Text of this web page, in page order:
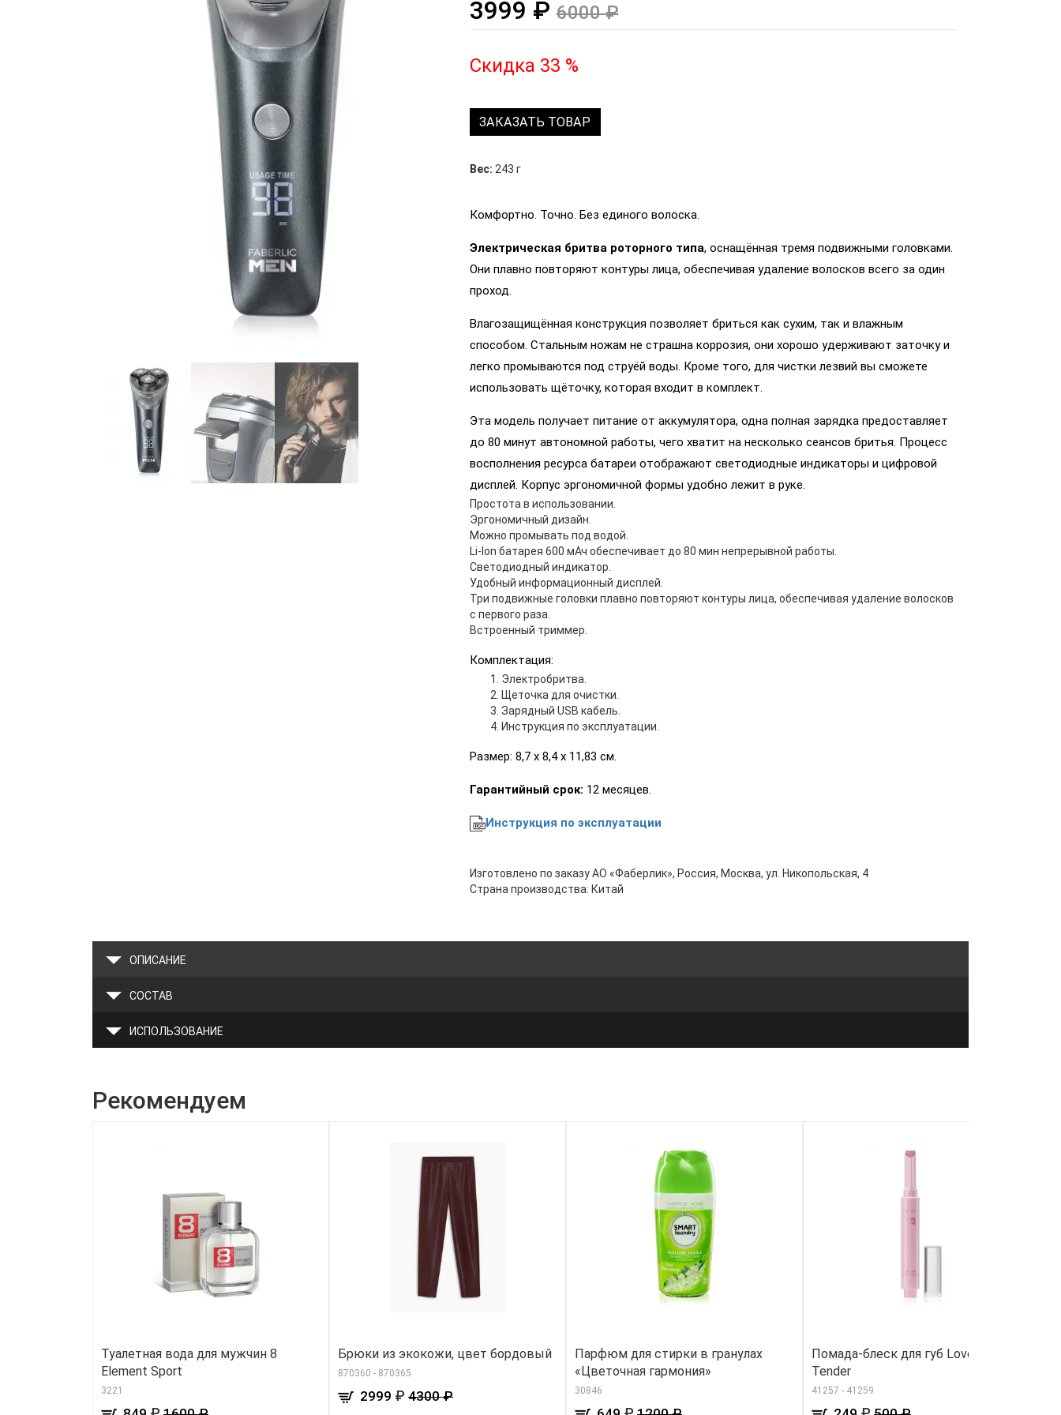
3999 ₽6000 ₽
Скидка 33 %
ЗАКАЗАТЬ ТОВАР
Вес: 243 г
Комфортно. Точно. Без единого волоска.
Электрическая бритва роторного типа, оснащённая тремя подвижными головками.
Они плавно повторяют контуры лица, обеспечивая удаление волосков всего за один
проход.
Влагозащищённая конструкция позволяет бриться как сухим, так и влажным
способом. Стальным ножам не страшна коррозия, они хорошо удерживают заточку и
легко промываются под струёй воды. Кроме того, для чистки лезвий вы сможете
использовать щёточку, которая входит в комплект.
Эта модель получает питание от аккумулятора, одна полная зарядка предоставляет
до 80 минут автономной работы, чего хватит на несколько сеансов бритья. Процесс
восполнения ресурса батареи отображают светодиодные индикаторы и цифровой
дисплей. Корпус эргономичной формы удобно лежит в руке.
Простота в использовании.
Эргономичный дизайн.
Можно промывать под водой.
Li-Ion батарея 600 мАч обеспечивает до 80 мин непрерывной работы.
Светодиодный индикатор.
Удобный информационный дисплей.
Три подвижные головки плавно повторяют контуры лица, обеспечивая удаление волосков
с первого раза.
Встроенный триммер.
Комплектация:
Электробритва.
Щеточка для очистки.
Зарядный USB кабель.
Инструкция по эксплуатации.
Размер: 8,7 x 8,4 x 11,83 см.
Гарантийный срок: 12 месяцев.
Инструкция по эксплуатации
Изготовлено по заказу АО «Фаберлик», Россия, Москва, ул. Никопольская, 4
Страна производства: Китай
ОПИСАНИЕ
СОСТАВ
ИСПОЛЬЗОВАНИЕ
Рекомендуем
Туалетная вода для мужчин 8
Element Sport
3221
Брюки из экокожи, цвет бордовый
870360 - 870365
2999 ₽ 4300 ₽
Парфюм для стирки в гранулах
«Цветочная гармония»
30846
Помада-блеск для губ Love Me
Tender
41257 - 41259